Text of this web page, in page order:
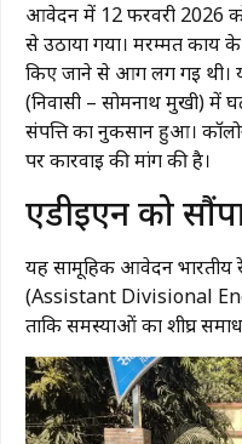
आवेदन में 12 फरवरी 2026
से उठाया गया। मरम्मत कार्य
किए जाने से आग लग गई थी।
(निवासी – सोमनाथ मुखी) में
संपत्ति का नुकसान हुआ।
पर कार्रवाई की मांग की है।
एडीईएन को
यह सामूहिक आवेदनभारतीय
(Assistant Divisional
ताकि समस्याओं का शीघ्र